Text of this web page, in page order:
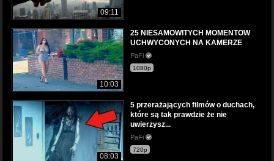
09:11
10:03
25 NIESAMOWITYCH MOMENTOW
UCHWYCONYCH NA KAMERZE
PaFi
1080p
08:03
5 przerażających filmów o duchach,
które są tak prawdzie że nie
uwierzysz...
PaFi
720p